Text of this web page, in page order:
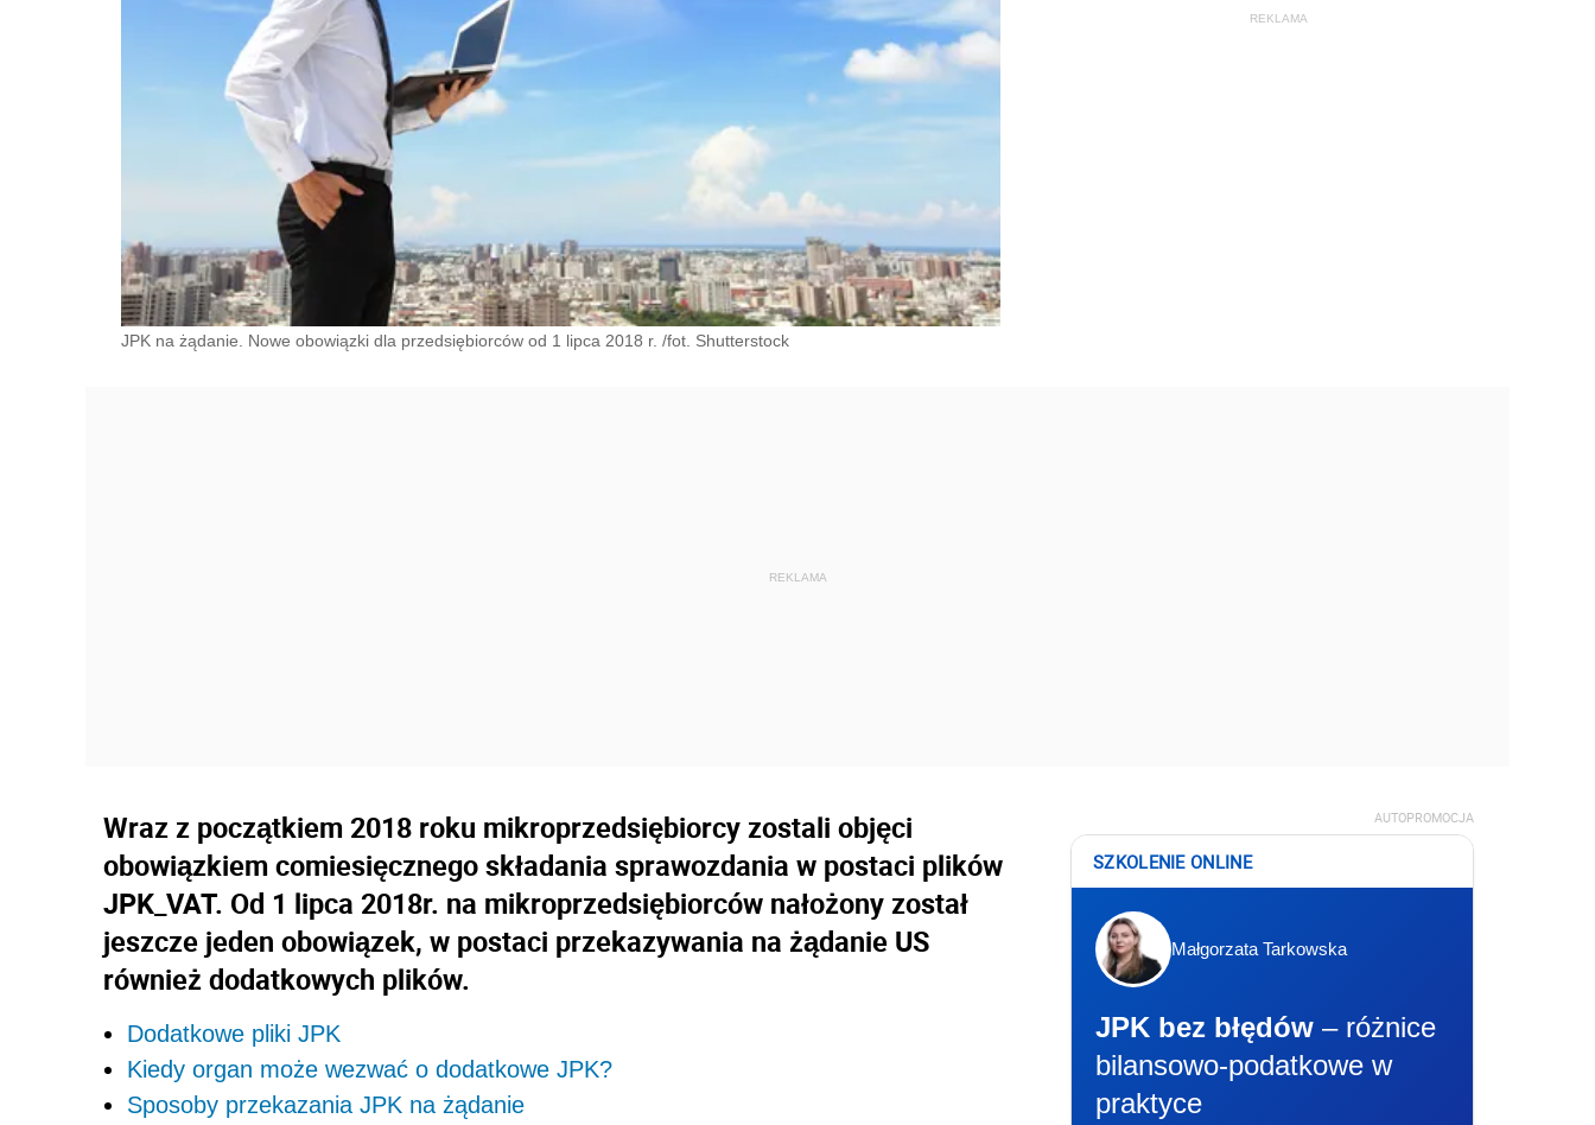
JPK na żądanie. Nowe obowiązki dla przedsiębiorców od 1 lipca 2018 r. /fot. Shutterstock
Wraz z początkiem 2018 roku mikroprzedsiębiorcy zostali objęci
obowiązkiem comiesięcznego składania sprawozdania w postaci plików
JPK_VAT. Od 1 lipca 2018r. na mikroprzedsiębiorców nałożony został
jeszcze jeden obowiązek, w postaci przekazywania na żądanie US
również dodatkowych plików.
Dodatkowe pliki JPK
Kiedy organ może wezwać o dodatkowe JPK?
Sposoby przekazania JPK na żądanie
AUTOPROMOCJA
SZKOLENIE ONLINE
Małgorzata Tarkowska
JPK bez błędów – różnice
bilansowo-podatkowe w
praktyce